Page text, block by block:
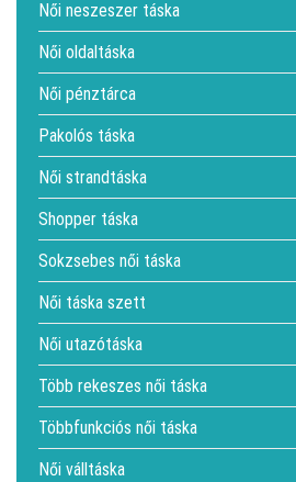
Női neszeszer táska
Női oldaltáska
Női pénztárca
Pakolós táska
Női strandtáska
Shopper táska
Sokzsebes női táska
Női táska szett
Női utazótáska
Több rekeszes női táska
Többfunkciós női táska
Női válltáska